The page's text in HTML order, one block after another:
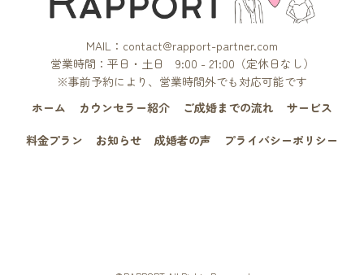
MAIL：contact@rapport-partner.com
営業時間：平日・土日 9:00 - 21:00（定休日なし）
※事前予約により、営業時間外でも対応可能です
ホーム
カウンセラー紹介 ご成婚までの流れ
サービス
料金プラン
お知らせ 成婚者の声 プライバシーポリシー